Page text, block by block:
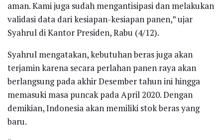
aman. Kami juga sudah mengantisipasi dan melakukan
validasi data dari kesiapan-kesiapan panen,” ujar
Syahrul di Kantor Presiden, Rabu (4/12).
Syahrul mengatakan, kebutuhan beras juga akan
terjamin karena secara perlahan panen raya akan
berlangsung pada akhir Desember tahun ini hingga
memasuki masa puncak pada April 2020. Dengan
demikian, Indonesia akan memiliki stok beras yang
baru.